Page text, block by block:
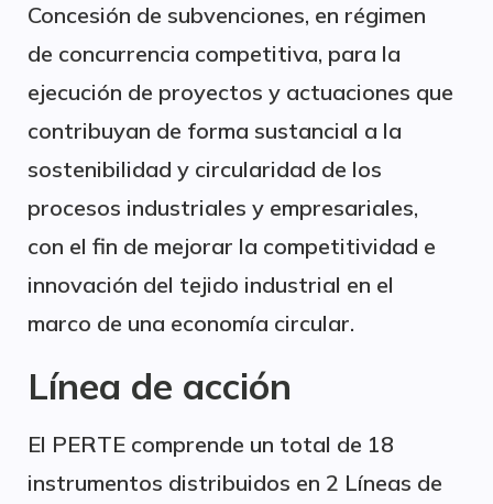
Concesión de subvenciones, en régimen
de concurrencia competitiva, para la
ejecución de proyectos y actuaciones que
contribuyan de forma sustancial a la
sostenibilidad y circularidad de los
procesos industriales y empresariales,
con el fin de mejorar la competitividad e
innovación del tejido industrial en el
marco de una economía circular.
Línea de acción
El PERTE comprende un total de 18
instrumentos distribuidos en 2 Líneas de